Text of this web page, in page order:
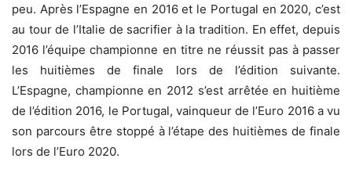
peu. Après l’Espagne en 2016 et le Portugal en 2020, c’est
au tour de l’Italie de sacrifier à la tradition. En effet, depuis
2016 l’équipe championne en titre ne réussit pas à passer
les huitièmes de finale lors de l’édition suivante.
L’Espagne, championne en 2012 s’est arrêtée en huitième
de l’édition 2016, le Portugal, vainqueur de l’Euro 2016 a vu
son parcours être stoppé à l’étape des huitièmes de finale
lors de l’Euro 2020.